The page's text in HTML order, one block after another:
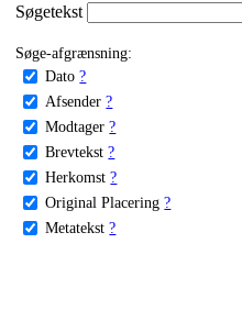
Søgetekst
Søge-afgrænsning:
Dato ?
Afsender ?
Modtager ?
Brevtekst ?
Herkomst ?
Original Placering ?
Metatekst ?